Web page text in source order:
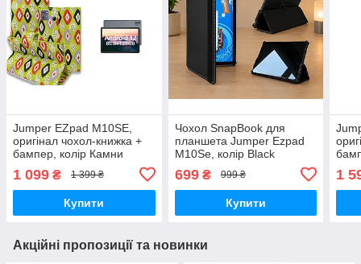
Jumper EZpad M10SE,
оригінал чохол-книжка +
бампер, колір Камни
1 099 ₴ 1 399 ₴
Купити
Чохол SnapBook для
планшета Jumper Ezpad
M10Se, колір Black
699₴ 999 ₴
Купити
1
Акційні пропозиції та новинки